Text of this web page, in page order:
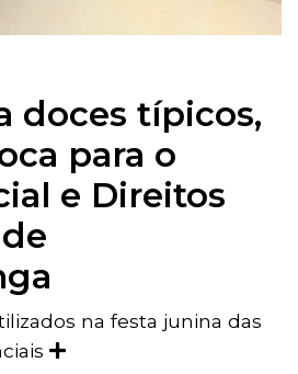
doces típicos,
para o
e Direitos
na festa junina das